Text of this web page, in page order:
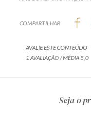
COMPARTILHAR
AVALIE ESTE CONTEÚDO
1 AVALIAÇÃO / MÉDIA 5,0
Seja o